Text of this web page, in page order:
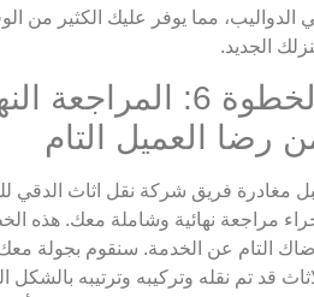
الدواليب، مما يوفر عليك الكثير من
الجديد.
الخطوة 6: المراجعة
رضا العميل التام
مغادرة فريق شركة نقل اثاث الدقي
مراجعة نهائية وشاملة معك. هذه
التام عن الخدمة. سنقوم بجولة
قد تم نقله وتركيبه وترتيبه بالشكل